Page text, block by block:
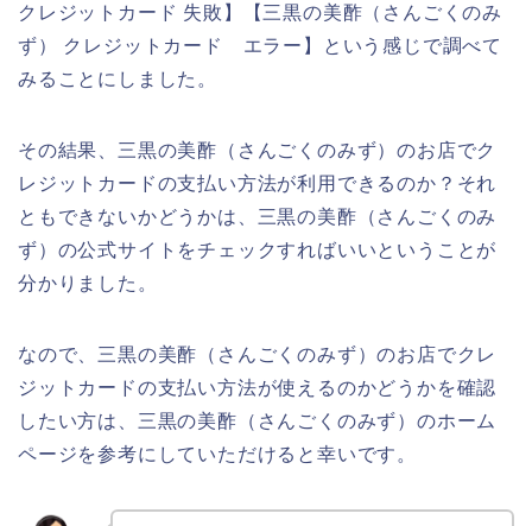
クレジットカード 失敗】【三黒の美酢（さんごくのみ
ず） クレジットカード エラー】という感じで調べて
みることにしました。
その結果、三黒の美酢（さんごくのみず）のお店でク
レジットカードの支払い方法が利用できるのか？それ
ともできないかどうかは、三黒の美酢（さんごくのみ
ず）の公式サイトをチェックすればいいということが
分かりました。
なので、三黒の美酢（さんごくのみず）のお店でクレ
ジットカードの支払い方法が使えるのかどうかを確認
したい方は、三黒の美酢（さんごくのみず）のホーム
ページを参考にしていただけると幸いです。